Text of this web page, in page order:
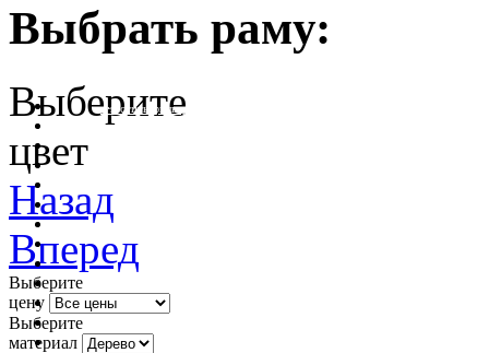
Выбрать раму:
очистить фильтр цвета
Выберите
цвет
Назад
Вперед
Выберите
цену
Выберите
материал